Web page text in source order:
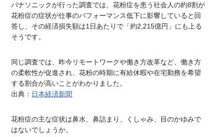
パナソニックが行った調査では、花粉症を患う社会人の約8割が
花粉症の症状が仕事のパフォーマンス低下に影響していると回
答し、その経済損失額は1日あたりで「約2,215億円」にも上る
そうです。
同じ調査では、昨今リモートワークや働き方改革など、働き方
の柔軟性が促進され、花粉の時期に有給休暇や在宅勤務を希望
する割合が高いことがわかりました。
出典： 日本経済新聞
花粉症の主な症状は鼻水、鼻詰まり、くしゃみ、目のかゆみで
はないでしょうか。